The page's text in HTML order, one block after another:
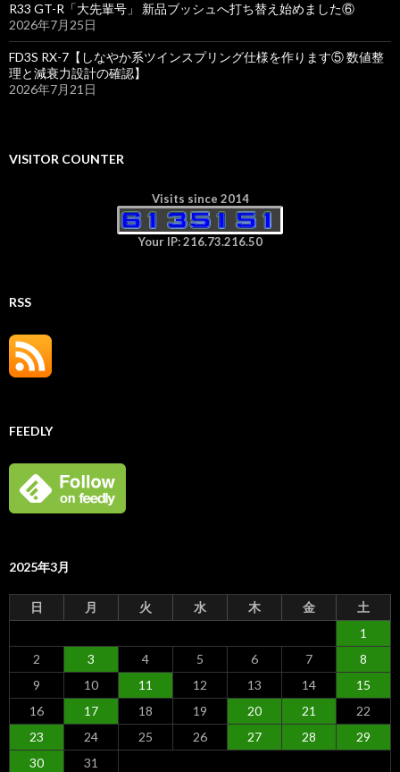
R33 GT-R「大先輩号」 新品ブッシュへ打ち替え始めました⑥
2026年7月25日
FD3S RX-7【しなやか系ツインスプリング仕様を作ります⑤ 数値整
理と減衰力設計の確認】
2026年7月21日
VISITOR COUNTER
Visits since 2014
Your IP: 216.73.216.50
RSS
FEEDLY
2025年3月
日 月 火 水 木 金 土
1
2
3 4 5 6 7
8
9
10 11 12 13 14
15
16
17 18 19 20 21
22
23
24 25 26 27 28
29
30
31